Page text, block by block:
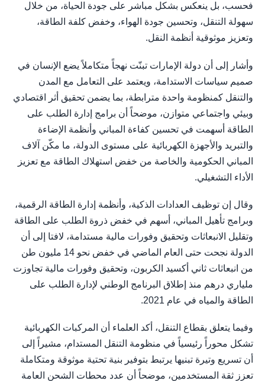
فحسب، بل ينعكس بشكل مباشر على جودة الحياة، من خلال
سهولة التنقل، وتحسين جودة الهواء، وخفض كلفة الطاقة،
وتعزيز موثوقية أنظمة النقل.
وأشار إلى أن دولة الإمارات تبنّت نهجاً متكاملاً يضع الإنسان في
صميم سياسات الاستدامة، ويعتمد على التعامل مع المدن
والتنقل كمنظومة واحدة مترابطة، بما يضمن تحقيق أثر اقتصادي
وبيئي واجتماعي متوازن، موضحاً أن برامج إدارة الطلب على
الطاقة أسهمت في تحسين كفاءة المباني وأنظمة الإضاءة
والتبريد والأجهزة الكهربائية على مستوى الدولة، ما مكّن آلاف
المباني الحكومية والخاصة من خفض استهلاك الطاقة مع تعزيز
الأداء التشغيلي.
وقال إن توظيف العدادات الذكية، وأنظمة إدارة الطاقة الرقمية،
وبرامج تأهيل المباني، أسهم في خفض ذروة الطلب على الطاقة
وتقليل الانبعاثات وتحقيق وفورات مالية مستدامة، لافتا إلى أن
الدولة نجحت حتى العام الماضي في خفض نحو 14 مليون طن
من انبعاثات ثاني أكسيد الكربون، وتحقيق وفورات مالية تجاوزت
ملياري درهم منذ إطلاق البرنامج الوطني لإدارة الطلب على
الطاقة والمياه في عام 2021.
وفيما يتعلق بقطاع التنقل، أكد العلماء أن المركبات الكهربائية
تشكل محوراً رئيسياً في منظومة التنقل المستدام، مشيراً إلى
أن تسريع وتيرة تبنيها يرتبط بتوفير بنية تحتية موثوقة ومتكاملة
تعزز ثقة المستخدمين، موضحاً أن عدد محطات الشحن العامة